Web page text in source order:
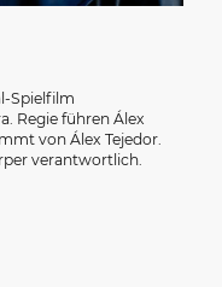
Spielfilm
Regie führen Álex
von Álex Tejedor.
verantwortlich.